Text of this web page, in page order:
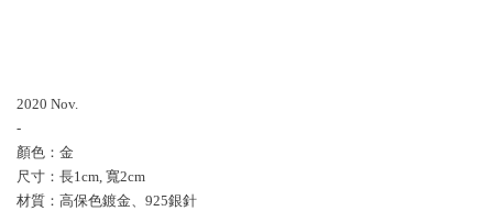
2020 Nov.
-
顏色：金
尺寸：長1cm, 寬2cm
材質：高保色鍍金、925銀針